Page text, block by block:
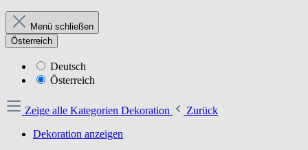
Menü schließen
Österreich
Deutsch
Österreich
Zeige alle Kategorien Dekoration
Zurück
Dekoration anzeigen